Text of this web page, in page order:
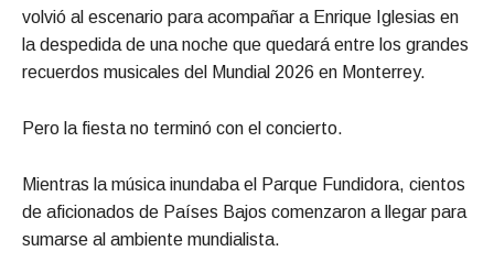
volvió al escenario para acompañar a Enrique Iglesias en
la despedida de una noche que quedará entre los grandes
recuerdos musicales del Mundial 2026 en Monterrey.
Pero la fiesta no terminó con el concierto.
Mientras la música inundaba el Parque Fundidora, cientos
de aficionados de Países Bajos comenzaron a llegar para
sumarse al ambiente mundialista.